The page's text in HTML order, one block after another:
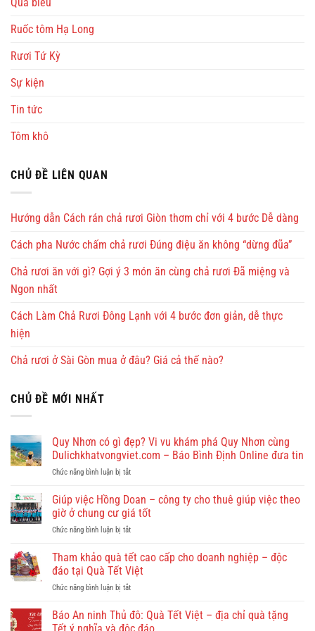
Ruốc tôm Hạ Long
Rươi Tứ Kỳ
Sự kiện
Tin tức
Tôm khô
CHỦ ĐỀ LIÊN QUAN
Hướng dẫn Cách rán chả rươi Giòn thơm chỉ với 4 bước Dễ dàng
Cách pha Nước chấm chả rươi Đúng điệu ăn không “dừng đũa”
Chả rươi ăn với gì? Gợi ý 3 món ăn cùng chả rươi Đã miệng và
Ngon nhất
Cách Làm Chả Rươi Đông Lạnh với 4 bước đơn giản, dễ thực
hiện
Chả rươi ở Sài Gòn mua ở đâu? Giá cả thế nào?
CHỦ ĐỀ MỚI NHẤT
Quy Nhơn có gì đẹp? Vi vu khám phá Quy Nhơn cùng
Dulichkhatvongviet.com – Báo Bình Định Online đưa tin
Chức năng bình luận bị tắtở
Nhơn
có
gì
đẹp?
vu
khám
phá
Quy
cùng
Dulichkhatvongviet.com
Giúp việc Hồng Doan – công ty cho thuê giúp việc theo
giờ ở chung cư giá tốt
Chức năng bình luận bị tắtở
việc
Hồng
Doan
–
ty
cho
Tham khảo quà tết cao cấp cho doanh nghiệp – độc
đáo tại Quà Tết Việt
Chức năng bình luận bị tắtở
khảo
quà
Báo An ninh Thủ đô: Quà Tết Việt – địa chỉ quà tặng